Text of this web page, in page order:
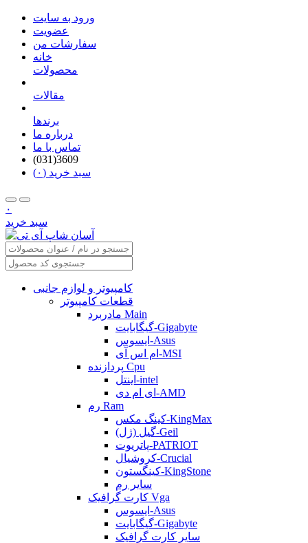
ورود به سایت
عضویت
سفارشات من
خانه
محصولات
مقالات
برندها
درباره ما
تماس با ما
(031)3609
سبد خرید (۰)
۰
سبد خرید
کامپیوتر و لوازم جانبی
قطعات کامپیوتر
مادربرد Main
گیگابایت-Gigabyte
ایسوس-Asus
ام اس آی-MSI
پردازنده Cpu
اینتل-intel
ای ام دی-AMD
رم Ram
کینگ مکس-KingMax
گیل (ژل)-Geil
پاتریوت-PATRIOT
کروشیال-Crucial
کینگستون-KingStone
سایر رم
کارت گرافیک Vga
ایسوس-Asus
گیگابایت-Gigabyte
سایر کارت گرافیک